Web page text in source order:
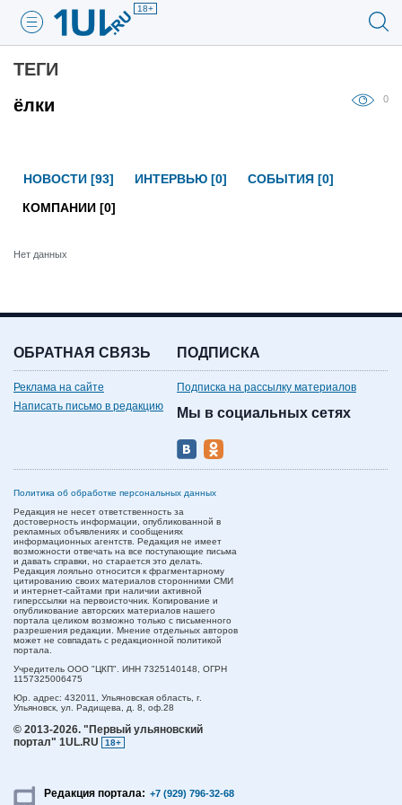
18+
ТЕГИ
ёлки
0
НОВОСТИ [93] ИНТЕРВЬЮ [0]
СОБЫТИЯ [0]
КОМПАНИИ [0]
Нет данных
ОБРАТНАЯ СВЯЗЬ
Реклама на сайте
Написать письмо в редакцию
ПОДПИСКА
Подписка на рассылку материалов
Мы в социальных сетях
Политика об обработке персональных данных
Редакция не несет ответственность за
достоверность информации, опубликованной в
рекламных объявлениях и сообщениях
информационных агентств. Редакция не имеет
возможности отвечать на все поступающие письма
и давать справки, но старается это делать.
Редакция лояльно относится к фрагментарному
цитированию своих материалов сторонними СМИ
и интернет-сайтами при наличии активной
гиперссылки на первоисточник. Копирование и
опубликование авторских материалов нашего
портала целиком возможно только с письменного
разрешения редакции. Мнение отдельных авторов
может не совпадать с редакционной политикой
портала.
Учредитель ООО "ЦКП". ИНН 7325140148, ОГРН
1157325006475
Юр. адрес: 432011, Ульяновская область, г.
Ульяновск, ул. Радищева, д. 8, оф.28
© 2013-2026. "Первый ульяновский
портал" 1UL.RU
18+
Редакция портала: +7 (929) 796-32-68